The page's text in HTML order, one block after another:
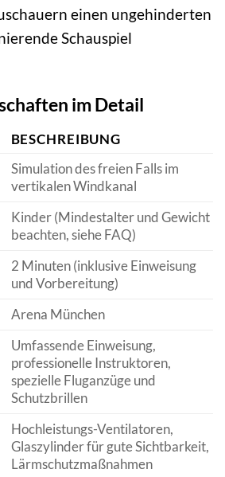
einen ungehinderten
Schauspiel
im Detail
BESCHREIBUNG
Simulation des freien Falls im
vertikalen Windkanal
Kinder (Mindestalter und Gewicht
beachten, siehe FAQ)
2 Minuten (inklusive Einweisung
und Vorbereitung)
Arena München
Umfassende Einweisung,
professionelle Instruktoren,
spezielle Fluganzüge und
Schutzbrillen
Hochleistungs-Ventilatoren,
Glaszylinder für gute Sichtbarkeit,
Lärmschutzmaßnahmen